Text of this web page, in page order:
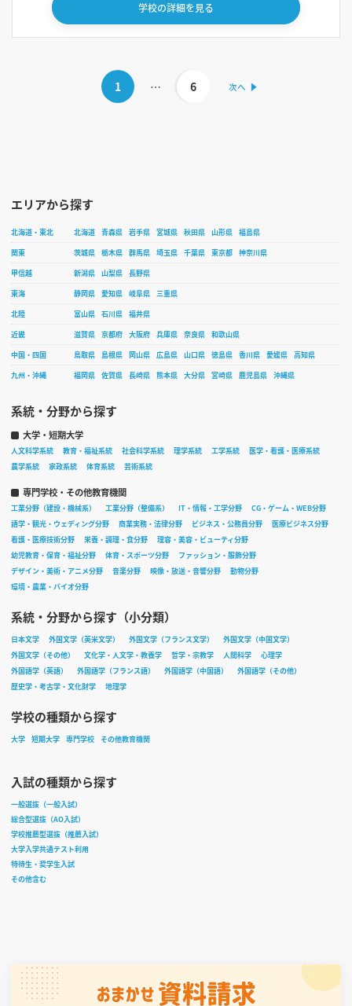
学校の詳細を見る
1 … 6
エリアから探す
北海道・東北 北海道 青森県 岩手県 宮城県 秋田県 山形県
福島県
関東
茨城県 栃木県 群馬県 埼玉県 千葉県 東京都
神奈川県
甲信越
新潟県 山梨県
長野県
東海
静岡県 愛知県 岐阜県
三重県
北陸
富山県 石川県
福井県
近畿
滋賀県 京都府 大阪府 兵庫県 奈良県
和歌山県
中国・四国
鳥取県 島根県 岡山県 広島県 山口県 徳島県 香川県 愛媛県
高知県
九州・沖縄
福岡県 佐賀県 長崎県 熊本県 大分県 宮崎県 鹿児島県 沖縄県
系統・分野から探す
大学・短期大学
人文科学系統 教育・福祉系統 社会科学系統 理学系統 工学系統
医学・看護・医療系統
農学系統
家政系統 体育系統 芸術系統
専門学校・その他教育機関
工業分野（建設・機械系） 工業分野（整備系） IT・情報・工学分野
CG・ゲーム・WEB分野
語学・観光・ウェディング分野
商業実務・法律分野 ビジネス・公務員分野
医療ビジネス分野
看護・医療技術分野
栄養・調理・食分野
理容・美容・ビューティ分野
幼児教育・保育・福祉分野
体育・スポーツ分野
ファッション・服飾分野
デザイン・美術・アニメ分野
音楽分野 映像・放送・音響分野
動物分野
環境・農業・バイオ分野
系統・分野から探す（小分類）
日本文学 外国文学（英米文学） 外国文学（フランス文学）
外国文学（中国文学）
外国文学（その他）
文化学・人文学・教養学 哲学・宗教学 人間科学
心理学
外国語学（英語）
外国語学（フランス語） 外国語学（中国語）
外国語学（その他）
歴史学・考古学・文化財学
地理学
学校の種類から探す
大学 短期大学 専門学校 その他教育機関
入試の種類から探す
一般選抜（一般入試）
総合型選抜（AO入試）
学校推薦型選抜（推薦入試）
大学入学共通テスト利用
特待生・奨学生入試
その他含む